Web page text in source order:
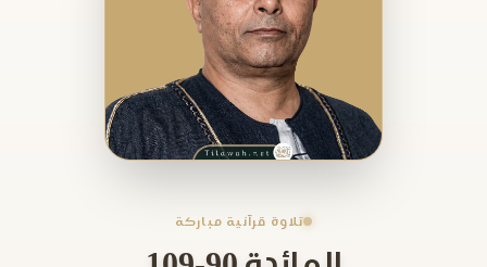
تلاوة قرآنية مباركة